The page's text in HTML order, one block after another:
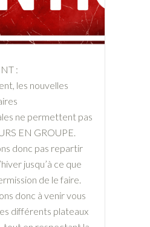
:
les nouvelles
ne permettent pas
EN GROUPE.
donc pas repartir
jusqu’à ce que
de le faire.
donc à venir vous
différents plateaux